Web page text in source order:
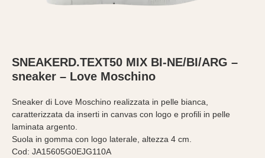
SNEAKERD.TEXT50 MIX BI-NE/BI/ARG –
sneaker – Love Moschino
Sneaker di Love Moschino realizzata in pelle bianca,
caratterizzata da inserti in canvas con logo e profili in pelle
laminata argento.
Suola in gomma con logo laterale, altezza 4 cm.
Cod: JA15605G0EJG110A